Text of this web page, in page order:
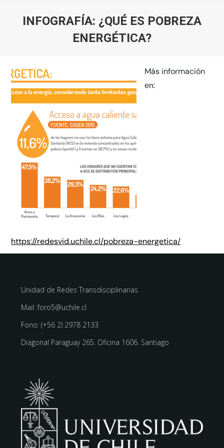
INFOGRAFÍA: ¿QUÉ ES POBREZA
ENERGÉTICA?
Más información
en:
https://redesvid.uchile.cl/pobreza-energetica/
Unidad de Redes Transdisciplinarias
Mail: foro5@uchile.cl
Fono: (+56 2) 2978 2133
Diagonal Paraguay 265. Oficina 1606. Santiago